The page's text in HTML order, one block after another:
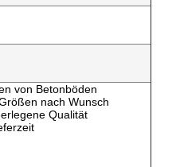
von Betonböden
nach Wunsch
Qualität